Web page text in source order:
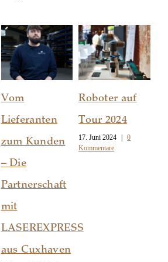
Vom
Lieferanten
zum Kunden
– Die
Partnerschaft
mit
LASEREXPRESS
aus Cuxhaven
Roboter auf
Tour 2024
17. Juni 2024 | 0
Kommentare